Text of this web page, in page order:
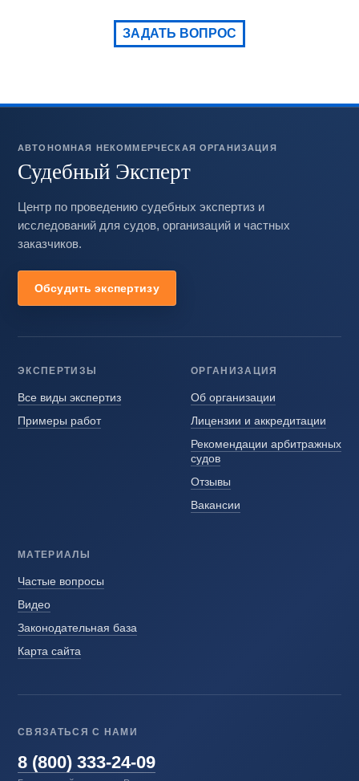
ЗАДАТЬ ВОПРОС
АВТОНОМНАЯ НЕКОММЕРЧЕСКАЯ ОРГАНИЗАЦИЯ
Судебный Эксперт
Центр по проведению судебных экспертиз и
исследований для судов, организаций и частных
заказчиков.
Обсудить экспертизу
ЭКСПЕРТИЗЫ
Все виды экспертиз
Примеры работ
ОРГАНИЗАЦИЯ
Об организации
Лицензии и аккредитации
Рекомендации арбитражных
судов
Отзывы
Вакансии
МАТЕРИАЛЫ
Частые вопросы
Видео
Законодательная база
Карта сайта
СВЯЗАТЬСЯ С НАМИ
8 (800) 333-24-09